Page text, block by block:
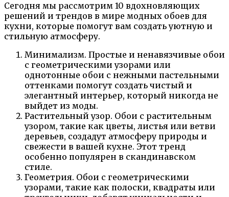
Сегодня мы рассмотрим 10 вдохновляющих
решений и трендов в мире модных обоев для
кухни, которые помогут вам создать уютную и
стильную атмосферу.
Минимализм. Простые и ненавязчивые обои
с геометрическими узорами или
однотонные обои с нежными пастельными
оттенками помогут создать чистый и
элегантный интерьер, который никогда не
выйдет из моды.
Растительный узор. Обои с растительным
узором, такие как цветы, листья или ветви
деревьев, создадут атмосферу природы и
свежести в вашей кухне. Этот тренд
особенно популярен в скандинавском
стиле.
Геометрия. Обои с геометрическими
узорами, такие как полоски, квадраты или